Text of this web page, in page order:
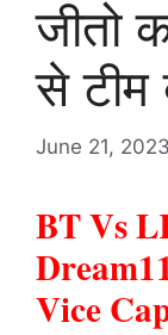
जीतो
से टीम
June 21, 2023
BT Vs
Vice